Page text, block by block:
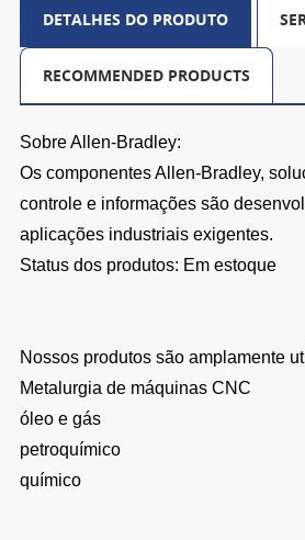
DETALHES DO PRODUTO
RECOMMENDED PRODUCTS
Sobre Allen-Bradley:
Os componentes Allen‑Bradley,
controle e informações são
aplicações industriais exigentes.
Status dos produtos: Em estoque
Nossos produtos são amplamente
Metalurgia de máquinas CNC
óleo e gás
petroquímico
químico